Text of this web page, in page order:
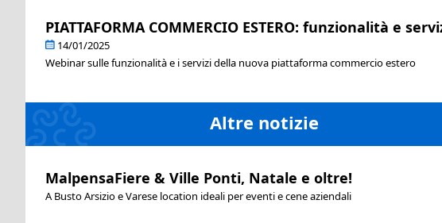
PIATTAFORMA COMMERCIO ESTERO: funzionalità e
14/01/2025
Webinar sulle funzionalità e i servizi della nuova piattaforma commercio estero
Altre notizie
MalpensaFiere & Ville Ponti, Natale e oltre!
A Busto Arsizio e Varese location ideali per eventi e cene aziendali